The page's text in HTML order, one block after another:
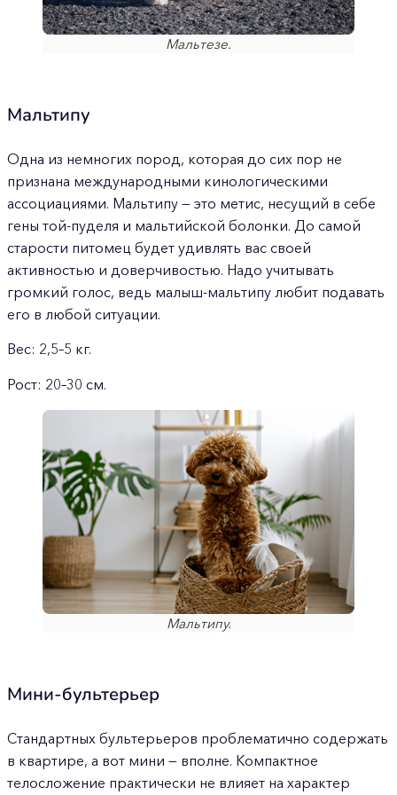
Мальтезе.
Мальтипу
Одна из немногих пород, которая до сих пор не
признана международными кинологическими
ассоциациями. Мальтипу — это метис, несущий в себе
гены той-пуделя и мальтийской болонки. До самой
старости питомец будет удивлять вас своей
активностью и доверчивостью. Надо учитывать
громкий голос, ведь малыш-мальтипу любит подавать
его в любой ситуации.
Вес: 2,5–5 кг.
Рост: 20–30 см.
Мальтипу.
Мини-бультерьер
Стандартных бультерьеров проблематично содержать
в квартире, а вот мини — вполне. Компактное
телосложение практически не влияет на характер